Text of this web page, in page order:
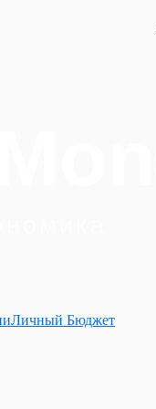
Личный Бюджет